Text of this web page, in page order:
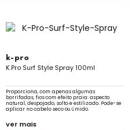
k-pro
K.Pro Surf Style Spray 100ml
Proporciona, com apenas algumas
borrifadas, fios com efeito praia: aspecto
natural, despojado, solto e estilizado. Pode-se
aplicar no cabelo seco ou úmido.
ver mais